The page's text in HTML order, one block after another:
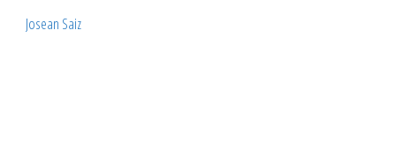
Josean Saiz